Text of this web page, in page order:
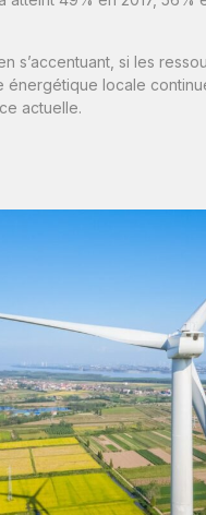
s’accentuant, si les
énergétique locale
actuelle.